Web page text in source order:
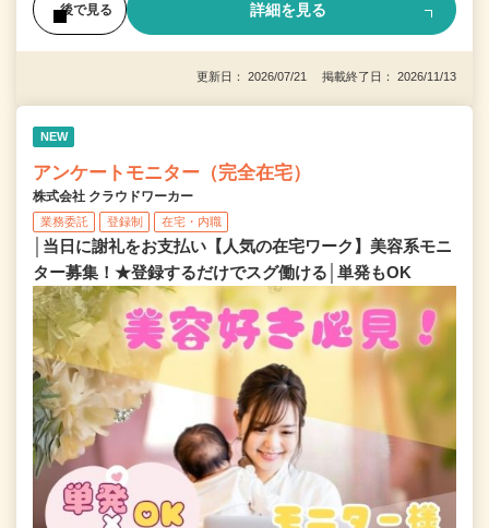
後で見る 詳細を見る
更新日： 2026/07/21 掲載終了日： 2026/11/13
NEW
アンケートモニター（完全在宅）
株式会社 クラウドワーカー
業務委託 登録制 在宅・内職
│当日に謝礼をお支払い【人気の在宅ワーク】美容系モニ
ター募集！★登録するだけでスグ働ける│単発もOK